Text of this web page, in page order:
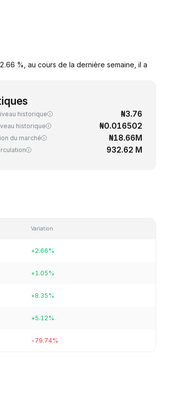
%, au cours de la dernière semaine, il a
historique ₦3.76
historique ₦0.016502
du marché ₦18.66M
932.62 M
Variation
+2.66%
+1.05%
+8.35%
+5.12%
-79.74%